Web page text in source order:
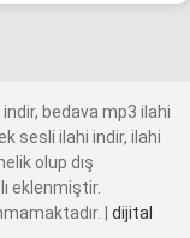
bedava mp3 ilahi
sesli ilahi indir, ilahi
olup dış
eklenmiştir.
| dijital